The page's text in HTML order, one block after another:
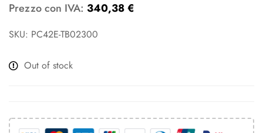
Prezzo con IVA: 340,38€
SKU: PC42E-TB02300
Out of stock